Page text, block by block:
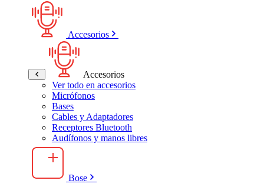
Accesorios
Accesorios
Ver todo en accesorios
Micrófonos
Bases
Cables y Adaptadores
Receptores Bluetooth
Audífonos y manos libres
Bose